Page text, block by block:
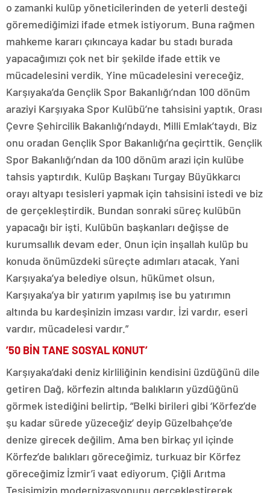
o zamanki kulüp yöneticilerinden de yeterli desteği
göremediğimizi ifade etmek istiyorum. Buna rağmen
mahkeme kararı çıkıncaya kadar bu stadı burada
yapacağımızı çok net bir şekilde ifade ettik ve
mücadelesini verdik. Yine mücadelesini vereceğiz.
Karşıyaka’da Gençlik Spor Bakanlığı’ndan 100 dönüm
araziyi Karşıyaka Spor Kulübü’ne tahsisini yaptık. Orası
Çevre Şehircilik Bakanlığı’ndaydı. Milli Emlak’taydı. Biz
onu oradan Gençlik Spor Bakanlığı’na geçirttik. Gençlik
Spor Bakanlığı’ndan da 100 dönüm arazi için kulübe
tahsis yaptırdık. Kulüp Başkanı Turgay Büyükkarcı
orayı altyapı tesisleri yapmak için tahsisini istedi ve biz
de gerçekleştirdik. Bundan sonraki süreç kulübün
yapacağı bir işti. Kulübün başkanları değişse de
kurumsallık devam eder. Onun için inşallah kulüp bu
konuda önümüzdeki süreçte adımları atacak. Yani
Karşıyaka’ya belediye olsun, hükümet olsun,
Karşıyaka’ya bir yatırım yapılmış ise bu yatırımın
altında bu kardeşinizin imzası vardır. İzi vardır, eseri
vardır, mücadelesi vardır.”
’50 BİN TANE SOSYAL KONUT’
Karşıyaka’daki deniz kirliliğinin kendisini üzdüğünü dile
getiren Dağ, körfezin altında balıkların yüzdüğünü
görmek istediğini belirtip, “Belki birileri gibi ‘Körfez’de
şu kadar sürede yüzeceğiz’ deyip Güzelbahçe’de
denize girecek değilim. Ama ben birkaç yıl içinde
Körfez’de balıkları göreceğimiz, turkuaz bir Körfez
göreceğimiz İzmir’i vaat ediyorum. Çiğli Arıtma
Tesisimizin modernizasyonunu gerçekleştirerek